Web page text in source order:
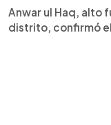
Anwar ul Haq, alto
distrito, confirmó